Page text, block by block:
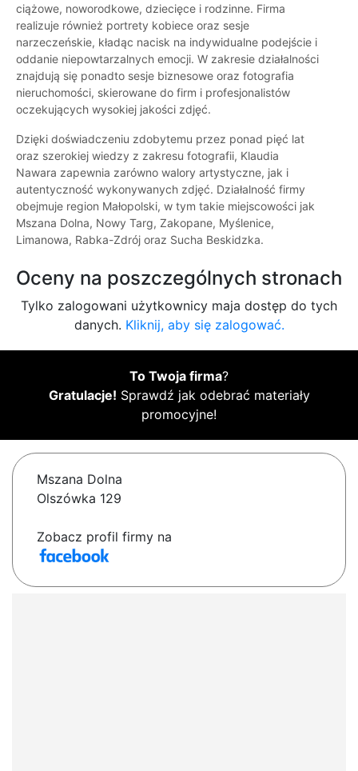
ciążowe, noworodkowe, dziecięce i rodzinne. Firma
realizuje również portrety kobiece oraz sesje
narzeczeńskie, kładąc nacisk na indywidualne podejście i
oddanie niepowtarzalnych emocji. W zakresie działalności
znajdują się ponadto sesje biznesowe oraz fotografia
nieruchomości, skierowane do firm i profesjonalistów
oczekujących wysokiej jakości zdjęć.
Dzięki doświadczeniu zdobytemu przez ponad pięć lat
oraz szerokiej wiedzy z zakresu fotografii, Klaudia
Nawara zapewnia zarówno walory artystyczne, jak i
autentyczność wykonywanych zdjęć. Działalność firmy
obejmuje region Małopolski, w tym takie miejscowości jak
Mszana Dolna, Nowy Targ, Zakopane, Myślenice,
Limanowa, Rabka-Zdrój oraz Sucha Beskidzka.
Oceny na poszczególnych stronach
Tylko zalogowani użytkownicy maja dostęp do tych
danych. Kliknij, aby się zalogować.
To Twoja firma?
Gratulacje! Sprawdź jak odebrać materiały
promocyjne!
Mszana Dolna
Olszówka 129
Zobacz profil firmy na